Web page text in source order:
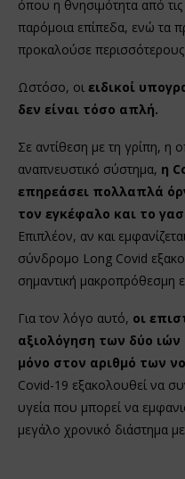
όπου η θνησιμότητα από
παρόμοια επίπεδα, ενώ τα
προκαλούσε
Ωστόσο, οι ειδικοί
δεν είναι τόσο απλή.
Σε αντίθεση με τη γρίπη, η
αναπνευστικό σύστημα, η
επηρεάσει πολλαπλά
τον εγκέφαλο και το
Επιπλέον, αν και
σύνδρομο Long Covid
σημαντική μακροπρόθεσμη
Για τον λόγο αυτό, οι
αξιολόγηση των δύο
μόνο στον αριθμό των
Covid-19 εξακολουθεί να
υγεία που μπορεί να
μεγάλο χρονικό διάστημα